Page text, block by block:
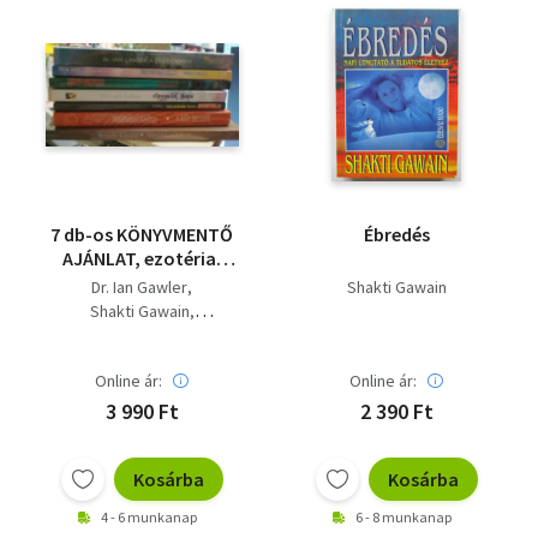
7 db-os KÖNYVMENTŐ
AJÁNLAT, ezotéria:
Álmoskönyv+ A kéz
beszél+ Teljesebb élet
Sárkány-háromszög+
A teremtő képzelet+ A
lélek csendje
Dr. Ian Gawler
Shakti Gawain
Maria Sorel
Majthényi György
Online ár:
3 990 Ft
Kosárba
4 - 6 munkanap
Ébredés
Shakti Gawain
Online ár:
2 390 Ft
Kosárba
6 - 8 munkanap